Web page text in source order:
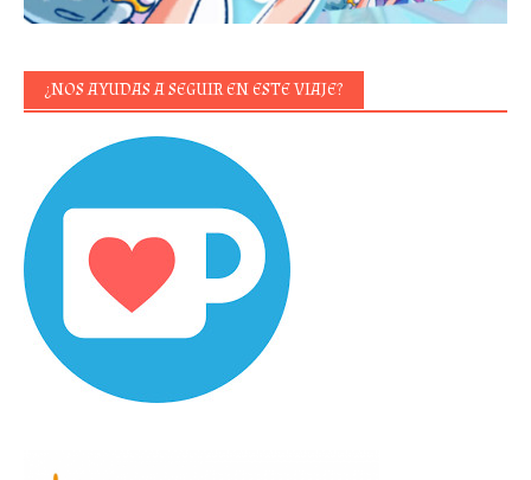
¿NOS AYUDAS A SEGUIR EN ESTE VIAJE?